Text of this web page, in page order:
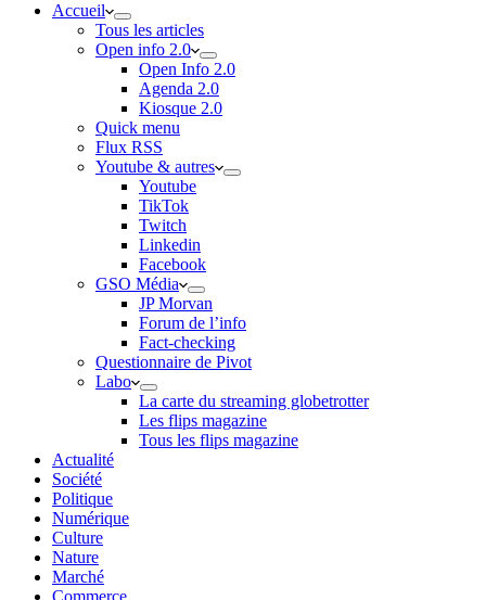
Accueil
Tous les articles
Open info 2.0
Open Info 2.0
Agenda 2.0
Kiosque 2.0
Quick menu
Flux RSS
Youtube & autres
Youtube
TikTok
Twitch
Linkedin
Facebook
GSO Média
JP Morvan
Forum de l’info
Fact-checking
Questionnaire de Pivot
Labo
La carte du streaming globetrotter
Les flips magazine
Tous les flips magazine
Actualité
Société
Politique
Numérique
Culture
Nature
Marché
Commerce